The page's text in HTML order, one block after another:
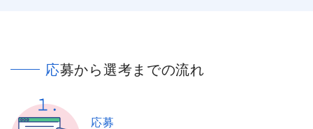
応募から選考までの流れ
応募